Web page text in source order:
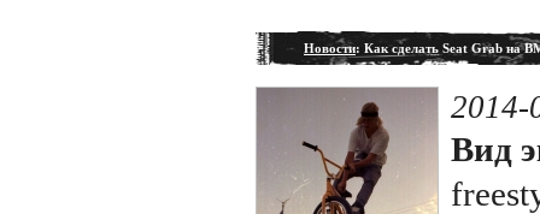
Новости: Как сделать Seat Grab на
2014-
Вид